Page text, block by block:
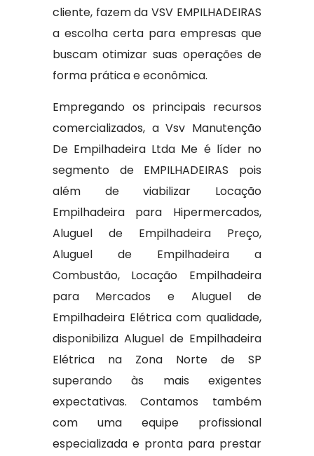
cliente, fazem da VSV EMPILHADEIRAS
a escolha certa para empresas que
buscam otimizar suas operações de
forma prática e econômica.
Empregando os principais recursos
comercializados, a Vsv Manutenção
De Empilhadeira Ltda Me é líder no
segmento de EMPILHADEIRAS pois
além de viabilizar Locação
Empilhadeira para Hipermercados,
Aluguel de Empilhadeira Preço,
Aluguel de Empilhadeira a
Combustão, Locação Empilhadeira
para Mercados e Aluguel de
Empilhadeira Elétrica com qualidade,
disponibiliza Aluguel de Empilhadeira
Elétrica na Zona Norte de SP
superando às mais exigentes
expectativas. Contamos também
com uma equipe profissional
especializada e pronta para prestar